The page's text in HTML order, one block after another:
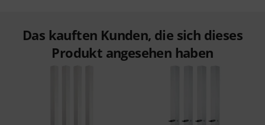
Das kauften Kunden, die sich dieses
Produkt angesehen haben